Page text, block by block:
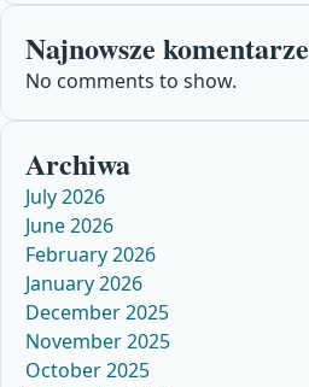
Najnowsze komentarze
No comments to show.
Archiwa
July 2026
June 2026
February 2026
January 2026
December 2025
November 2025
October 2025